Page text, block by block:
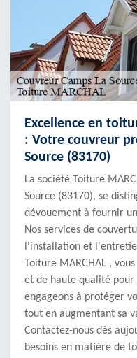
Excellence en
: Votre couvreur
Source (83170)
La société Toiture
Source (83170), se
dévouement à fournir
Nos services de
l'installation et
Toiture MARCHAL ,
et de haute qualité
engageons à protéger
tout en augmentant sa
Contactez-nous dès
besoins en matière de